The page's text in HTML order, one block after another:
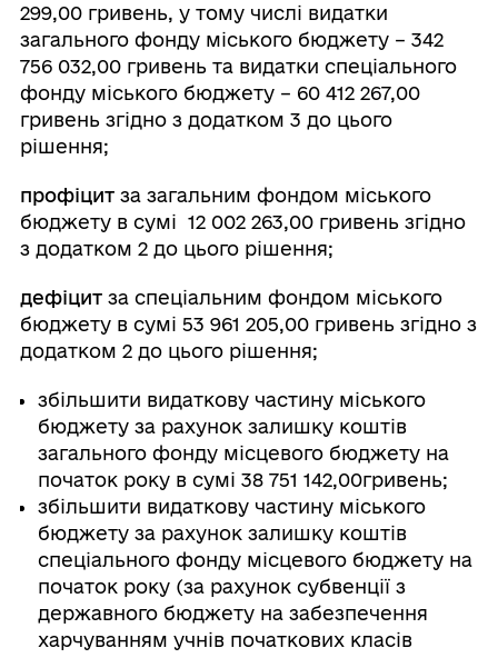
299,00 гривень, у тому числі видатки
загального фонду міського бюджету – 342
756 032,00 гривень та видатки спеціального
фонду міського бюджету – 60 412 267,00
гривень згідно з додатком 3 до цього
рішення;
профіцитза загальним фондом міського
бюджету в сумі 12 002 263,00 гривень згідно
з додатком 2 до цього рішення;
дефіцитза спеціальним фондом міського
бюджету в сумі 53 961 205,00 гривень згідно з
додатком 2 до цього рішення;
збільшити видаткову частину міського
бюджету за рахунок залишку коштів
загального фонду місцевого бюджету на
початок року в сумі 38 751 142,00гривень;
збільшити видаткову частину міського
бюджету за рахунок залишку коштів
спеціального фонду місцевого бюджету на
початок року (за рахунок субвенції з
державного бюджету на забезпечення
харчуванням учнів початкових класів